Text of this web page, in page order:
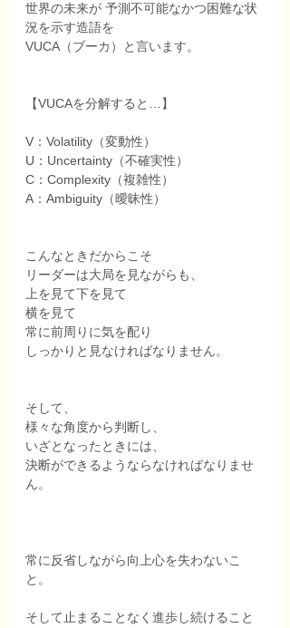
世界の未来が 予測不可能なかつ困難な状
況を示す造語を
VUCA（ブーカ）と言います。
【VUCAを分解すると…】
V：Volatility（変動性）
U：Uncertainty（不確実性）
C：Complexity（複雑性）
A：Ambiguity（曖昧性）
こんなときだからこそ
リーダーは大局を見ながらも、
上を見て下を見て
横を見て
常に前周りに気を配り
しっかりと見なければなりません。
そして、
様々な角度から判断し、
いざとなったときには、
決断ができるようならなければなりませ
ん。
常に反省しながら向上心を失わないこ
と。
そして止まることなく進歩し続けること